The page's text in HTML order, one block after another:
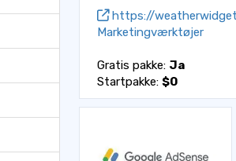
https://
Marketingværktøjer
Gratis pakke: Ja
Startpakke: $0